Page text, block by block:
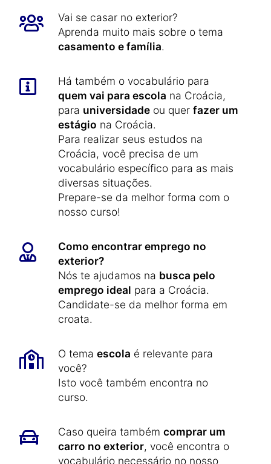
Vai se casar no exterior?
Aprenda muito mais sobre o tema
casamento e família.
Há também o vocabulário para
quem vai para escola na Croácia,
para universidade ou quer fazer um
estágio na Croácia.
Para realizar seus estudos na
Croácia, você precisa de um
vocabulário específico para as mais
diversas situações.
Prepare-se da melhor forma com o
nosso curso!
Como encontrar emprego no
exterior?
Nós te ajudamos na busca pelo
emprego ideal para a Croácia.
Candidate-se da melhor forma em
croata.
O tema escola é relevante para
você?
Isto você também encontra no
curso.
Caso queira também comprar um
carro no exterior, você encontra o
vocabulário necessário no nosso